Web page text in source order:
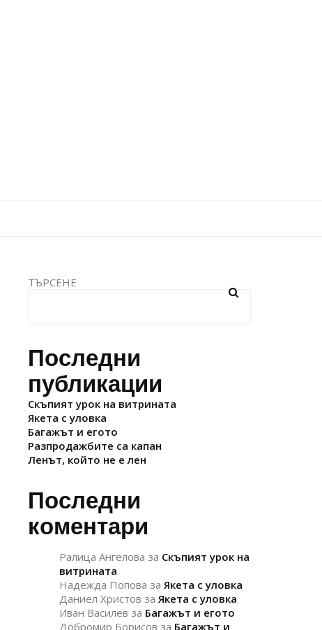
ТЪРСЕНЕ
Последни
публикации
Скъпият урок на витрината
Якета с уловка
Багажът и егото
Разпродажбите са капан
Ленът, който не е лен
Последни
коментари
Ралица Ангелова за Скъпият урок на
витрината
Надежда Попова за Якета с уловка
Даниел Христов за Якета с уловка
Иван Василев за Багажът и егото
Добромир Борисов за Багажът и